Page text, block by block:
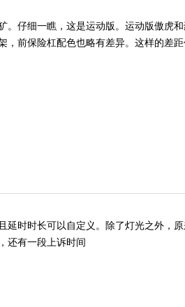
。仔细一瞧，这是运动版。运动版傲虎
，前保险杠配色也略有差异。这样的差
延时时长可以自定义。除了灯光之外，
还有一段上诉时间